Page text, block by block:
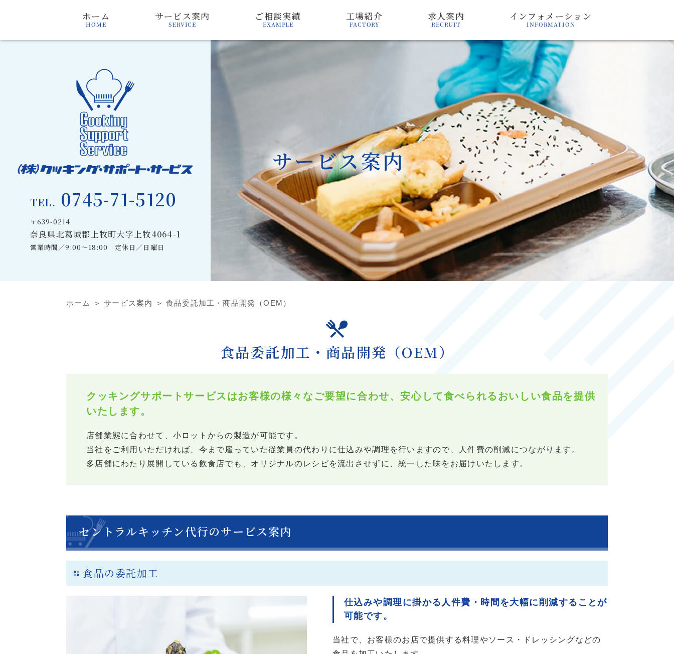
ホーム
HOME
サービス案内
SERVICE
ご相談実績
EXAMPLE
工場紹介
FACTORY
求人案内
RECRUIT
インフォメーション
INFORMATION
TEL. 0745-71-5120
〒639-0214
奈良県北葛城郡上牧町大字上牧4064-1
営業時間／9:00～18:00 定休日／日曜日
サービス案内
ホーム ＞ サービス案内 ＞ 食品委託加工・商品開発（OEM）
食品委託加工・商品開発（OEM）
クッキングサポートサービスはお客様の様々なご要望に合わせ、安心して食べられるおいしい食品を提供
いたします。
店舗業態に合わせて、小ロットからの製造が可能です。
当社をご利用いただければ、今まで雇っていた従業員の代わりに仕込みや調理を行いますので、人件費の削減につながります。
多店舗にわたり展開している飲食店でも、オリジナルのレシピを流出させずに、統一した味をお届けいたします。
セントラルキッチン代行のサービス案内
食品の委託加工
仕込みや調理に掛かる人件費・時間を大幅に削減することが
可能です。
当社で、お客様のお店で提供する料理やソース・ドレッシングなどの